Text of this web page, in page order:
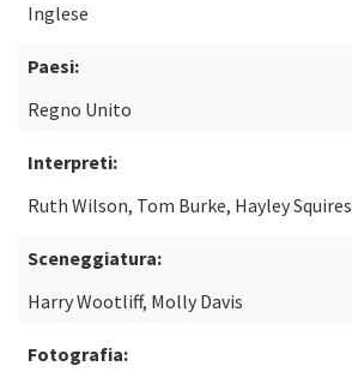
Inglese
Paesi:
Regno Unito
Interpreti:
Ruth Wilson, Tom Burke, Hayley Squires
Sceneggiatura:
Harry Wootliff, Molly Davis
Fotografia: